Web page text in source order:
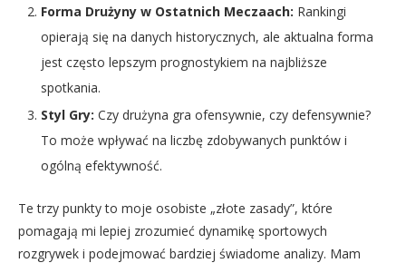
Forma Drużyny w Ostatnich Meczaach: Rankingi
opierają się na danych historycznych, ale aktualna forma
jest często lepszym prognostykiem na najbliższe
spotkania.
Styl Gry: Czy drużyna gra ofensywnie, czy defensywnie?
To może wpływać na liczbę zdobywanych punktów i
ogólną efektywność.
Te trzy punkty to moje osobiste „złote zasady”, które
pomagają mi lepiej zrozumieć dynamikę sportowych
rozgrywek i podejmować bardziej świadome analizy. Mam